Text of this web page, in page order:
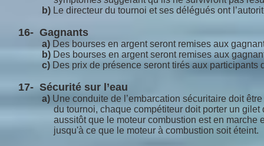
b) Le directeur du tournoi et ses délégués ont
16- Gagnants
a) Des bourses en argent seront remises aux
b) Des bourses en argent seront remises aux
c) Des prix de présence seront tirés aux
17- Sécurité sur l’eau
a) Une conduite de l’embarcation sécuritaire doit
du tournoi, chaque compétiteur doit porter un gilet de
aussitôt que le moteur combustion est en marche et
jusqu'à ce que le moteur à combustion soit éteint.